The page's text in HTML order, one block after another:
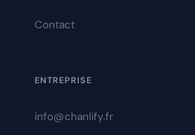
Contact
ENTREPRISE
info@chanlify.fr